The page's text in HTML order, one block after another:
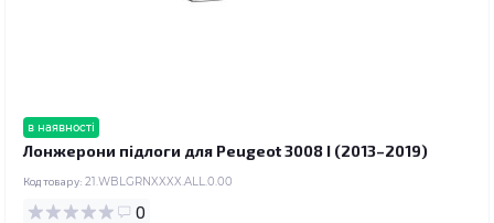
в наявності
Лонжерони підлоги для Peugeot 3008 I (2013–2019)
Код товару: 21.WBLGRNXXXX.ALL.0.00
0